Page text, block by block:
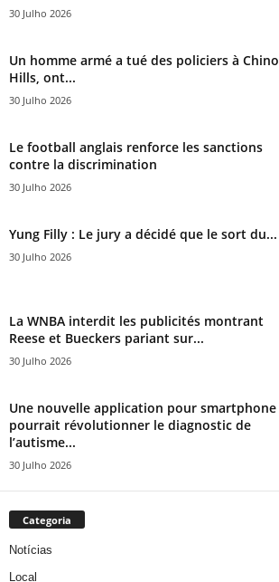
30 Julho 2026
Un homme armé a tué des policiers à Chino
Hills, ont...
30 Julho 2026
Le football anglais renforce les sanctions
contre la discrimination
30 Julho 2026
Yung Filly : Le jury a décidé que le sort du...
30 Julho 2026
La WNBA interdit les publicités montrant
Reese et Bueckers pariant sur...
30 Julho 2026
Une nouvelle application pour smartphone
pourrait révolutionner le diagnostic de
l’autisme...
30 Julho 2026
Categoria
Notícias
Local